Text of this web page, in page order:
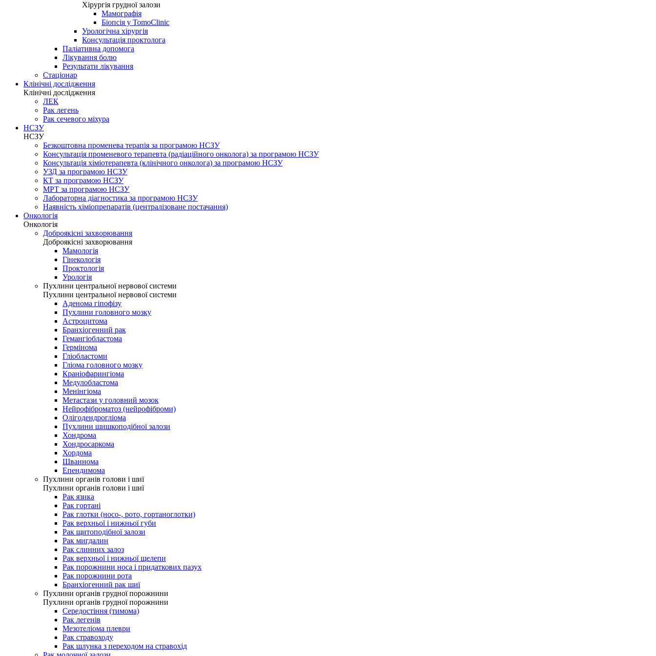
Хірургія грудної залози
Мамографія
Біопсія у TomoClinic
Урологічна хірургія
Консультація проктолога
Паліативна допомога
Лікування болю
Результати лікування
Стаціонар
Клінічні дослідження
Клінічні дослідження
ЛЕК
Рак легень
Рак сечевого міхура
НСЗУ
НСЗУ
Безкоштовна променева терапія за програмою НСЗУ
Консультація променевого терапевта (радіаційного онколога) за програмою НСЗУ
Консультація хіміотерапевта (клінічного онколога) за програмою НСЗУ
УЗД за програмою НСЗУ
КТ за програмою НСЗУ
МРТ за програмою НСЗУ
Лабораторна діагностика за програмою НСЗУ
Наявність хіміопрепаратів (централізоване постачання)
Онкологія
Онкологія
Доброякісні захворювання
Доброякісні захворювання
Мамологія
Гінекологія
Проктологія
Урологія
Пухлини центральної нервової системи
Пухлини центральної нервової системи
Аденома гіпофізу
Пухлини головного мозку
Астроцитома
Бранхіогенний рак
Гемангіобластома
Гермінома
Гліобластоми
Гліома головного мозку
Краніофарингіома
Медулобластома
Менінгіома
Метастази у головний мозок
Нейрофіброматоз (нейрофіброми)
Олігодендрогліома
Пухлини шишкоподібної залози
Хондрома
Хондросаркома
Хордома
Шваннома
Епендимома
Пухлини органів голови і шиї
Пухлини органів голови і шиї
Рак язика
Рак гортані
Рак глотки (носо-, рото, гортаноглотки)
Рак верхньої і нижньої губи
Рак щитоподібної залози
Рак мигдалин
Рак слинних залоз
Рак верхньої і нижньої щелепи
Рак порожнини носа і придаткових пазух
Рак порожнини рота
Бранхіогенний рак шиї
Пухлини органів грудної порожнини
Пухлини органів грудної порожнини
Середостіння (тимома)
Рак легенів
Мезотеліома плеври
Рак стравоходу
Рак шлунка з переходом на стравохід